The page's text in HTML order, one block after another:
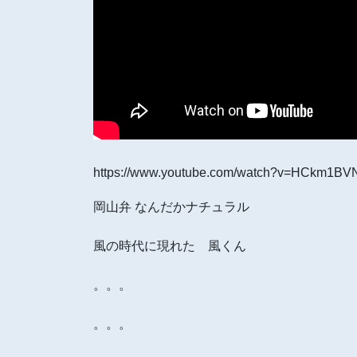
https://www.youtube.com/
岡山弁 なんだかナチュラル
風の時代に現れた 風くん
。。。
。。。